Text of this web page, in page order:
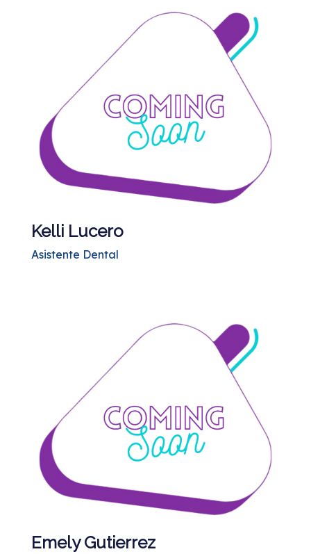
Kelli Lucero
Asistente Dental
Emely Gutierrez